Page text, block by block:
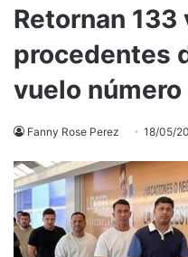
Retornan
procedentes
vuelo número
Fanny Rose Perez 18/05/